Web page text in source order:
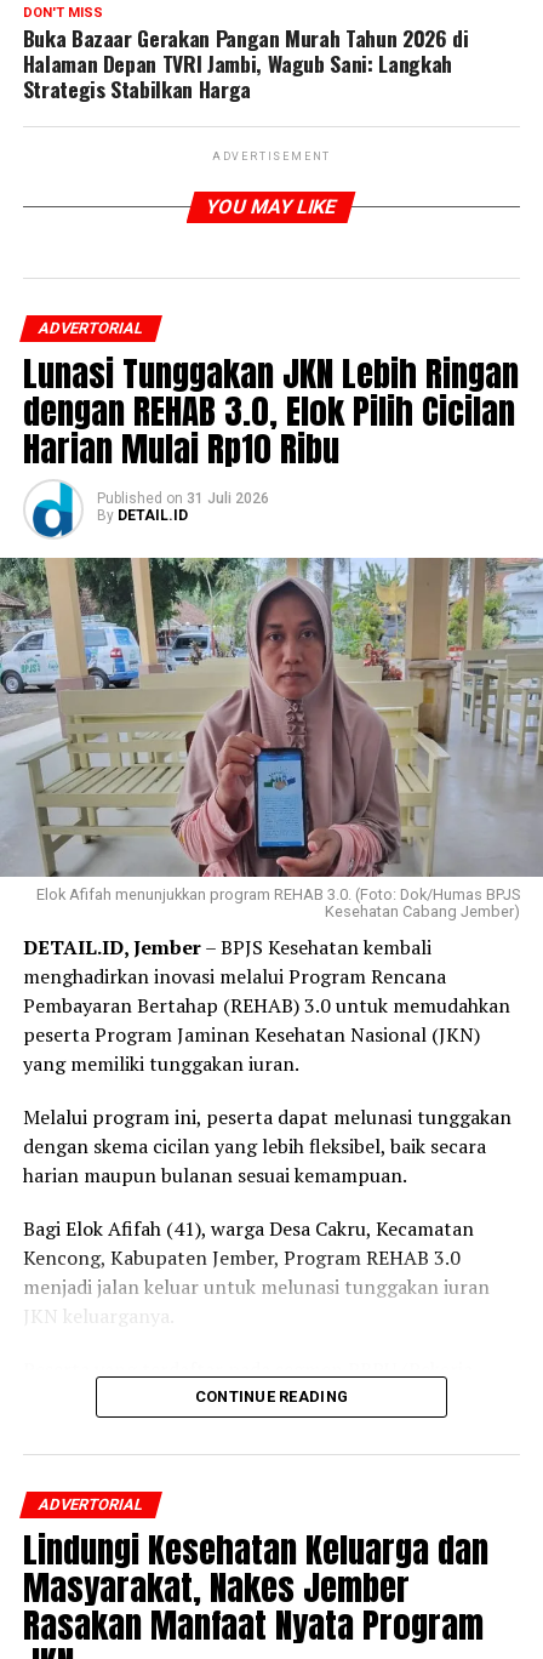
DON'T MISS
Buka Bazaar Gerakan Pangan Murah Tahun 2026 di
Halaman Depan TVRI Jambi, Wagub Sani: Langkah
Strategis Stabilkan Harga
ADVERTISEMENT
YOU MAY LIKE
ADVERTORIAL
Lunasi Tunggakan JKN Lebih Ringan
dengan REHAB 3.0, Elok Pilih Cicilan
Harian Mulai Rp10 Ribu
Published on 31 Juli 2026
By DETAIL.ID
Elok Afifah menunjukkan program REHAB 3.0. (Foto: Dok/Humas BPJS
Kesehatan Cabang Jember)
DETAIL.ID, Jember– BPJS Kesehatan kembali
menghadirkan inovasi melalui Program Rencana
Pembayaran Bertahap (REHAB) 3.0 untuk memudahkan
peserta Program Jaminan Kesehatan Nasional (JKN)
yang memiliki tunggakan iuran.
Melalui program ini, peserta dapat melunasi tunggakan
dengan skema cicilan yang lebih fleksibel, baik secara
harian maupun bulanan sesuai kemampuan.
Bagi Elok Afifah (41), warga Desa Cakru, Kecamatan
Kencong, Kabupaten Jember, Program REHAB 3.0
menjadi jalan keluar untuk melunasi tunggakan iuran
JKN keluarganya.
Bukan Penerima Upah) dan BP (Bukan Pekerja)
mengetahui adanya program tersebut.
Setelah mendapatkan penjelasan dari petugas BPJS
Kesehatan mengenai skema cicilan dan prosedur
pendaftarannya, ia pun memutuskan mengikuti
Program REHAB 3.0.
“Saya merasa sangat terbantu dengan adanya Program
CONTINUE READING
ADVERTORIAL
Lindungi Kesehatan Keluarga dan
Masyarakat, Nakes Jember
Rasakan Manfaat Nyata Program